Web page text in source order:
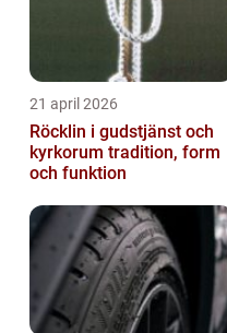
21 april 2026
Röcklin i gudstjänst och
kyrkorum tradition, form
och funktion